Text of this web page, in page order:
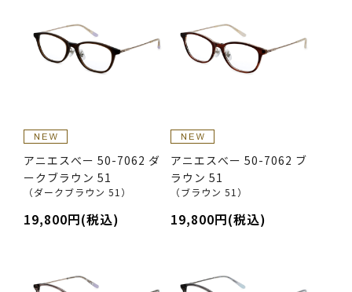
アニエスべー 50-7062 ダ
ークブラウン 51
（ダークブラウン 51）
19,800円(税込)
アニエスべー 50-7062 ブ
ラウン 51
（ブラウン 51）
19,800円(税込)